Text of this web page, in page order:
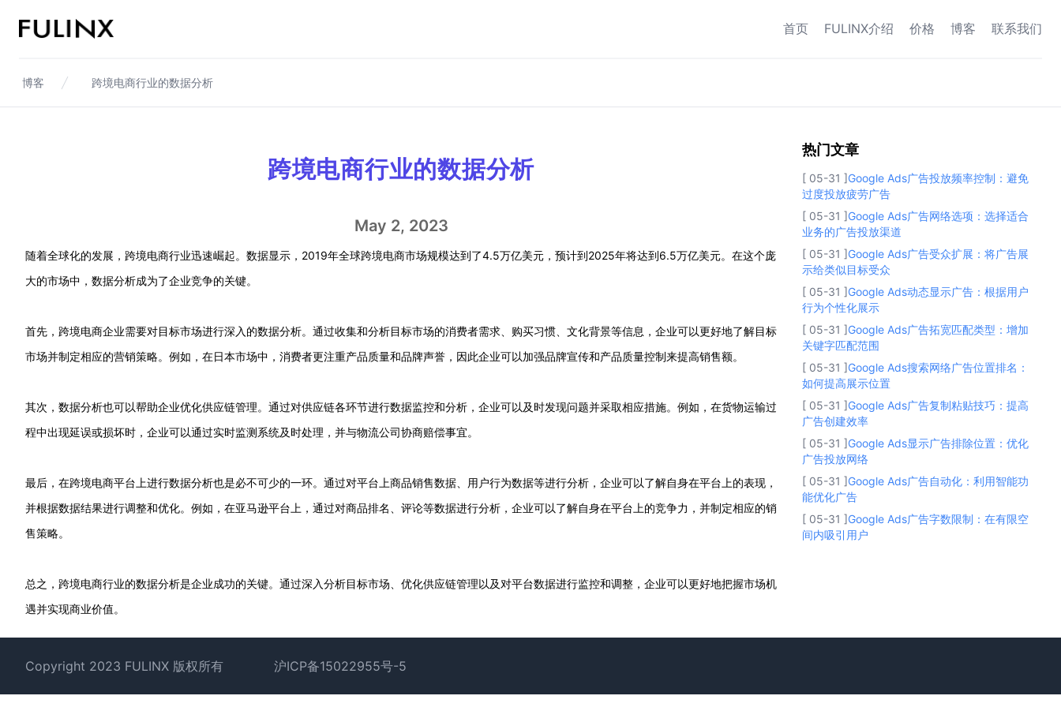
Fulinx-跨境电商独立站自建站平台 首页 FULINX介绍 价格 博客 联系我们
博客 跨境电商行业的数据分析
跨境电商行业的数据分析
May 2, 2023
随着全球化的发展，跨境电商行业迅速崛起。数据显示，2019年全球跨境电商市场规模达到了4.5万亿美元，预计到2025年将达到6.5万亿美元。在这个庞
大的市场中，数据分析成为了企业竞争的关键。
首先，跨境电商企业需要对目标市场进行深入的数据分析。通过收集和分析目标市场的消费者需求、购买习惯、文化背景等信息，企业可以更好地了解目标
市场并制定相应的营销策略。例如，在日本市场中，消费者更注重产品质量和品牌声誉，因此企业可以加强品牌宣传和产品质量控制来提高销售额。
其次，数据分析也可以帮助企业优化供应链管理。通过对供应链各环节进行数据监控和分析，企业可以及时发现问题并采取相应措施。例如，在货物运输过
程中出现延误或损坏时，企业可以通过实时监测系统及时处理，并与物流公司协商赔偿事宜。
最后，在跨境电商平台上进行数据分析也是必不可少的一环。通过对平台上商品销售数据、用户行为数据等进行分析，企业可以了解自身在平台上的表现，
并根据数据结果进行调整和优化。例如，在亚马逊平台上，通过对商品排名、评论等数据进行分析，企业可以了解自身在平台上的竞争力，并制定相应的销
售策略。
总之，跨境电商行业的数据分析是企业成功的关键。通过深入分析目标市场、优化供应链管理以及对平台数据进行监控和调整，企业可以更好地把握市场机
遇并实现商业价值。
热门文章
[ 05-31 ]Google Ads广告投放频率控制：避免
过度投放疲劳广告
[ 05-31 ]Google Ads广告网络选项：选择适合
业务的广告投放渠道
[ 05-31 ]Google Ads广告受众扩展：将广告展
示给类似目标受众
[ 05-31 ]Google Ads动态显示广告：根据用户
行为个性化展示
[ 05-31 ]Google Ads广告拓宽匹配类型：增加
关键字匹配范围
[ 05-31 ]Google Ads搜索网络广告位置排名：
如何提高展示位置
[ 05-31 ]Google Ads广告复制粘贴技巧：提高
广告创建效率
[ 05-31 ]Google Ads显示广告排除位置：优化
广告投放网络
[ 05-31 ]Google Ads广告自动化：利用智能功
能优化广告
[ 05-31 ]Google Ads广告字数限制：在有限空
间内吸引用户
Copyright 2023 FULINX 版权所有 沪ICP备15022955号-5